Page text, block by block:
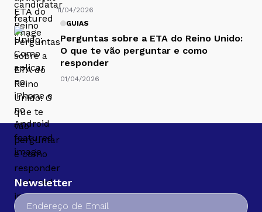
11/04/2026
GUIAS
Perguntas sobre a ETA do Reino Unido:
O que te vão perguntar e como
responder
01/04/2026
Newsletter